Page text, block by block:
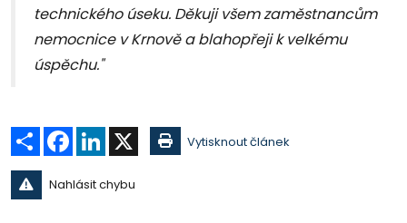
technického úseku. Děkuji všem zaměstnancům
nemocnice v Krnově a blahopřeji k velkému
úspěchu."
Sdílet Facebook
LinkedIn Vytisknout článek
Nahlásit chybu